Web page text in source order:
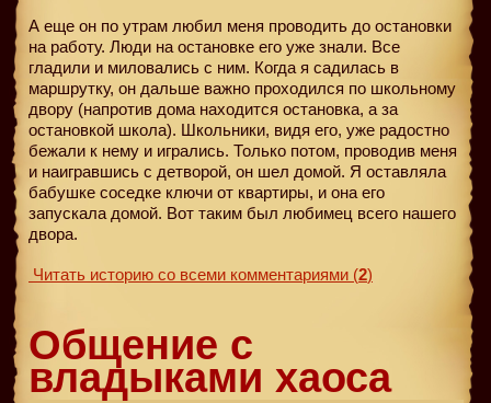
А еще он по утрам любил меня проводить до остановки
на работу. Люди на остановке его уже знали. Все
гладили и миловались с ним. Когда я садилась в
маршрутку, он дальше важно проходился по школьному
двору (напротив дома находится остановка, а за
остановкой школа). Школьники, видя его, уже радостно
бежали к нему и игрались. Только потом, проводив меня
и наигравшись с детворой, он шел домой. Я оставляла
бабушке соседке ключи от квартиры, и она его
запускала домой. Вот таким был любимец всего нашего
двора.
Читать историю со всеми комментариями (2)
Общение с
владыками хаоса